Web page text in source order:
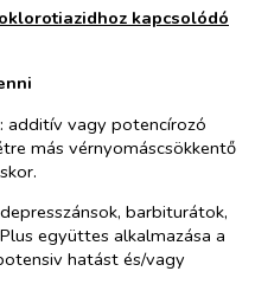
kapcsolódó
additív vagy potencírozó
más vérnyomáscsökkentő
barbiturátok,
együttes alkalmazása a
hatást és/vagy